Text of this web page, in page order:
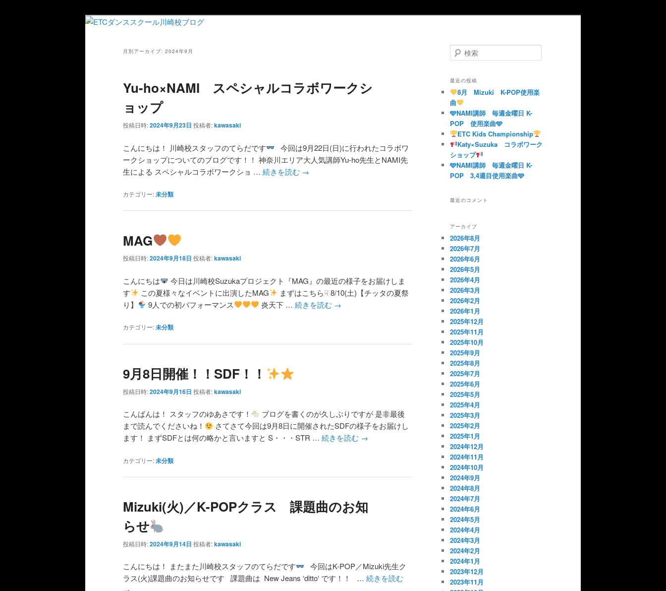
月別アーカイブ: 2024年9月
Yu-ho×NAMI スペシャルコラボワークシ
ョップ
投稿日時:2024年9月23日 投稿者:kawasaki
こんにちは！ 川崎校スタッフのてらだです
今回は9月22日(日)に行われたコラボワ
ークショップについてのブログです！！ 神奈川エリア大人気講師Yu-ho先生とNAMI先
生による スペシャルコラボワークショ … 続きを読む →
カテゴリー:未分類
MAG
投稿日時:2024年9月18日 投稿者:kawasaki
こんにちは
今日は川崎校Suzukaプロジェクト『MAG』の最近の様子をお届けしま
す
この夏様々なイベントに出演したMAG
まずはこちら☟ 8/10(土)【チッタの夏祭
り】
9人での初パフォーマンス 炎天下 …続きを読む →
カテゴリー:未分類
9月8日開催！！SDF！！
投稿日時:2024年9月16日 投稿者:kawasaki
こんばんは！ スタッフのゆあさです！
ブログを書くのが久しぶりですが 是非最後
まで読んでくださいね！
さてさて今回は9月8日に開催されたSDFの様子をお届けし
ます！ まずSDFとは何の略かと言いますと S・・・STR … 続きを読む →
カテゴリー:未分類
Mizuki(火)／K-POPクラス 課題曲のお知
らせ
投稿日時:2024年9月14日 投稿者:kawasaki
こんにちは！ またまた川崎校スタッフのてらだです
今回はK-POP／Mizuki先生ク
ラス(火)課題曲のお知らせです 課題曲は New Jeans ‘ditto‘ です！！ … 続きを読む
検
索
最近の投稿
8月 Mizuki K-POP使用楽
曲
🩵NAMI講師 毎週金曜日 K-
POP 使用楽曲🩵
ETC Kids Championship
Katy×Suzuka コラボワーク
ショップ
🩵NAMI講師 毎週金曜日 K-
POP 3,4週目使用楽曲🩵
最近のコメント
アーカイブ
2026年8月
2026年7月
2026年6月
2026年5月
2026年4月
2026年3月
2026年2月
2026年1月
2025年12月
2025年11月
2025年10月
2025年9月
2025年8月
2025年7月
2025年6月
2025年5月
2025年4月
2025年3月
2025年2月
2025年1月
2024年12月
2024年11月
2024年10月
2024年9月
2024年8月
2024年7月
2024年6月
2024年5月
2024年4月
2024年3月
2024年2月
2024年1月
2023年12月
2023年11月